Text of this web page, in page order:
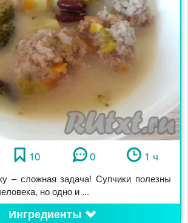
10 0 1 ч
– сложная задача! Супчики полезны
но одно и ...
Ингредиенты